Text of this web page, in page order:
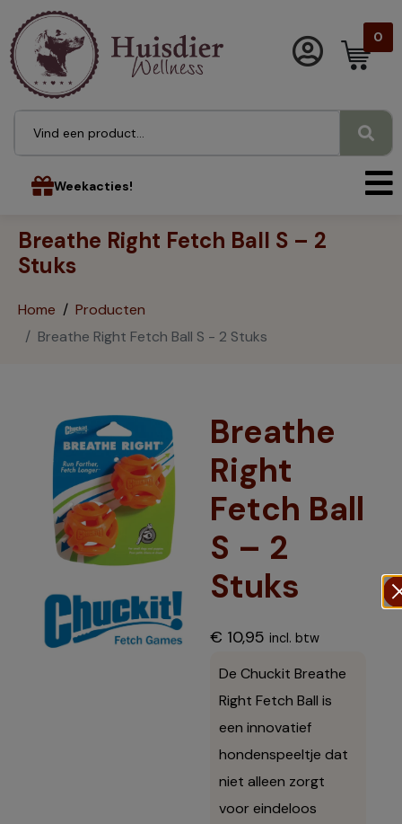
0
Weekacties!
Breathe Right Fetch Ball S – 2
Stuks
Home
Producten
Breathe Right Fetch Ball S - 2 Stuks
Breathe
Right
Fetch Ball
S – 2
Stuks
€ 10,95 incl. btw
De Chuckit Breathe
Right Fetch Ball is
een innovatief
hondenspeeltje dat
niet alleen zorgt
voor eindeloos